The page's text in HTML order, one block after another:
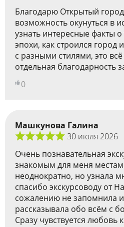
Благодарю Открытый
возможность окунуться в
узнать интересные факты
эпохи, как строился город
с разными стилями, это
отдельная благодарность
0
Машкунова Галина
30 июля 2026
Очень познавательная
знакомым для меня
неоднократно, но узнала
спасибо экскурсоводу от
сожалению не запомнила
рассказывала обо всём с
Сразу чувствуется любовь